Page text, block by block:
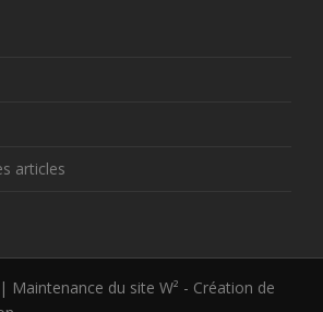
articles
du site W² - Création de